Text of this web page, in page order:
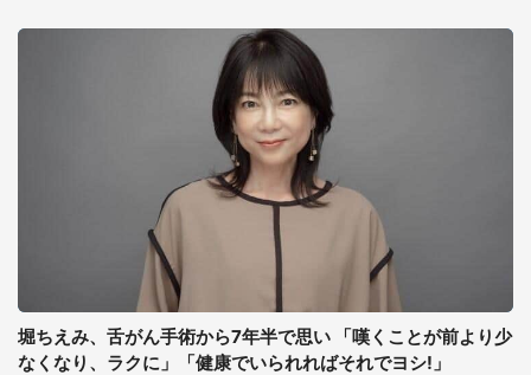
堀ちえみ、舌がん手術から7年半で思い 「嘆くことが前より少
なくなり、ラクに」「健康でいられればそれでヨシ!」